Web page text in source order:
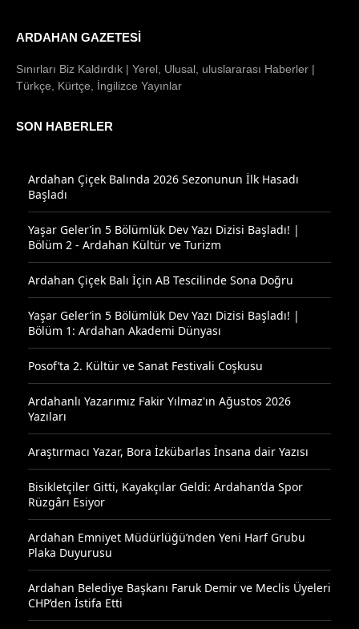
ARDAHAN GAZETESI
Sınırları Biz Kaldırdık | Yerel, Ulusal, uluslararası Haberler |
Türkçe, Kürtçe, İngilizce Yayınlar
SON HABERLER
Ardahan Çiçek Balında 2026 Sezonunun İlk Hasadı
Başladı
Yaşar Geler’in 5 Bölümlük Dev Yazı Dizisi Başladı! |
Bölüm 2 - Ardahan Kültür ve Turizm
Ardahan Çiçek Balı İçin AB Tescilinde Sona Doğru
Yaşar Geler’in 5 Bölümlük Dev Yazı Dizisi Başladı! |
Bölüm 1: Ardahan Akademi Dünyası
Posof’ta 2. Kültür ve Sanat Festivali Coşkusu
Ardahanlı Yazarımız Fakir Yılmaz'ın Ağustos 2026
Yazıları
Araştırmacı Yazar, Bora İzkübarlas İnsana dair Yazısı
Bisikletçiler Gitti, Kayakçılar Geldi: Ardahan’da Spor
Rüzgârı Esiyor
Ardahan Emniyet Müdürlüğü’nden Yeni Harf Grubu
Plaka Duyurusu
Ardahan Belediye Başkanı Faruk Demir ve Meclis Üyeleri
CHP’den İstifa Etti